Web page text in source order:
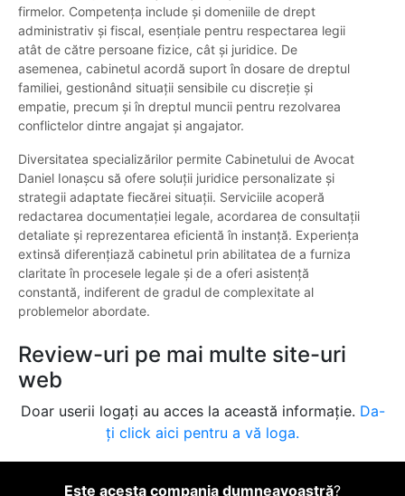
firmelor. Competența include și domeniile de drept
administrativ și fiscal, esențiale pentru respectarea legii
atât de către persoane fizice, cât și juridice. De
asemenea, cabinetul acordă suport în dosare de dreptul
familiei, gestionând situații sensibile cu discreție și
empatie, precum și în dreptul muncii pentru rezolvarea
conflictelor dintre angajat și angajator.
Diversitatea specializărilor permite Cabinetului de Avocat
Daniel Ionașcu să ofere soluții juridice personalizate și
strategii adaptate fiecărei situații. Serviciile acoperă
redactarea documentației legale, acordarea de consultații
detaliate și reprezentarea eficientă în instanță. Experiența
extinsă diferențiază cabinetul prin abilitatea de a furniza
claritate în procesele legale și de a oferi asistență
constantă, indiferent de gradul de complexitate al
problemelor abordate.
Review-uri pe mai multe site-uri
web
Doar userii logați au acces la această informație. Da-
ți click aici pentru a vă loga.
Este acesta compania dumneavoastră?